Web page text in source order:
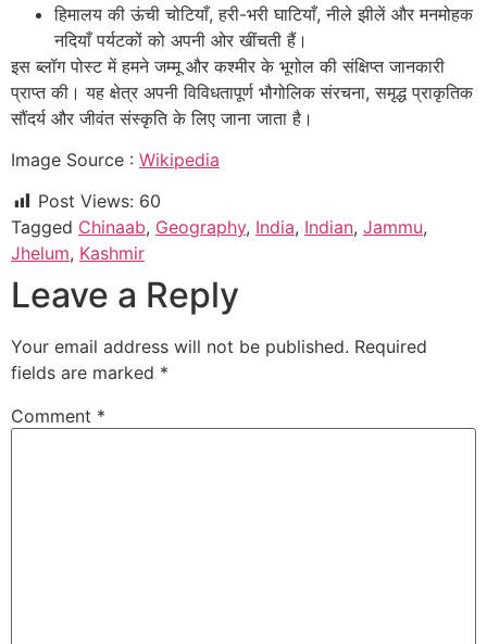
हिमालय की ऊंची चोटियाँ, हरी-भरी घाटियाँ, नीले झीलें और मनमोहक
नदियाँ पर्यटकों को अपनी ओर खींचती हैं।
इस ब्लॉग पोस्ट में हमने जम्मू और कश्मीर के भूगोल की संक्षिप्त जानकारी
प्राप्त की। यह क्षेत्र अपनी विविधतापूर्ण भौगोलिक संरचना, समृद्ध प्राकृतिक
सौंदर्य और जीवंत संस्कृति के लिए जाना जाता है।
Image Source : Wikipedia
Post Views: 60
Tagged Chinaab, Geography, India, Indian, Jammu,
Jhelum, Kashmir
Leave a Reply
Your email address will not be published. Required
fields are marked *
Comment *